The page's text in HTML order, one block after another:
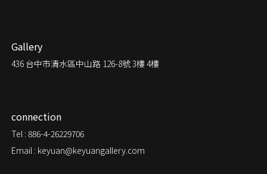
Gallery
436 台中市清水區中山路 126-8號 3樓 4樓
connection
Tel : 886-4-26229706
Email : keyuan@keyuangallery.com